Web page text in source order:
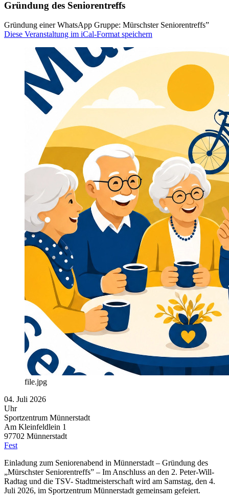
Gründung des Seniorentreffs
Gründung einer WhatsApp Gruppe: Mürschster Seniorentreffs”
Diese Veranstaltung im iCal-Format speichern
file.jpg
04. Juli 2026
Uhr
Sportzentrum Münnerstadt
Am Kleinfeldlein 1
97702 Münnerstadt
Fest
Einladung zum Seniorenabend in Münnerstadt – Gründung des
„Mürschster Seniorentreffs” – Im Anschluss an den 2. Peter-Will-
Radtag und die TSV- Stadtmeisterschaft wird am Samstag, den 4.
Juli 2026, im Sportzentrum Münnerstadt gemeinsam gefeiert.